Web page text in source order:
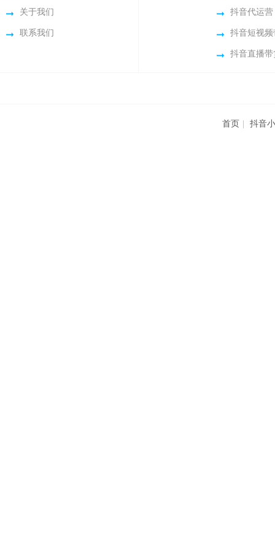
关于我们
联系我们
抖音代运营
抖音短视频
抖音直播带
首页 抖音